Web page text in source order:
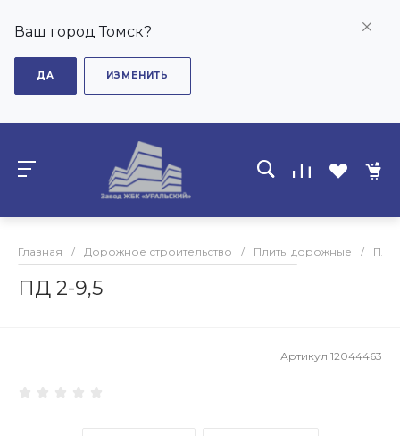
Ваш город Томск?
ДА ИЗМЕНИТЬ
Главная / Дорожное строительство / Плиты дорожные /
ПД 2-9,5
Артикул 12044463